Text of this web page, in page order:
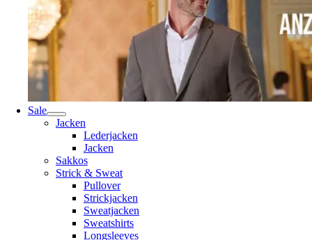
Sale
Jacken
Lederjacken
Jacken
Sakkos
Strick & Sweat
Pullover
Strickjacken
Sweatjacken
Sweatshirts
Longsleeves